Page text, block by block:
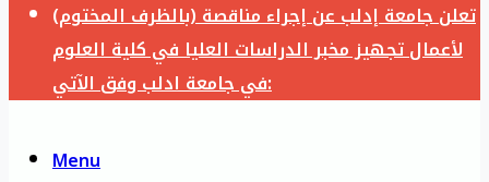
تعلن جامعة إدلب عن إجراء مناقصة (بالظرف المختوم)
لأعمال تجهيز مخبر الدراسات العليا في كلية العلوم
في جامعة ادلب وفق الآتي:
Menu